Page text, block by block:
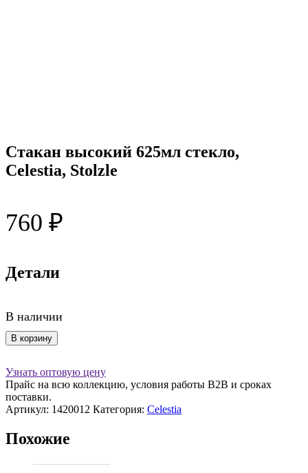
Стакан высокий 625мл стекло,
Celestia, Stolzle
760 ₽
Детали
В наличии
Количество
товара
высокий
625мл
стекло,
Celestia,
В корзину
Узнать оптовую цену
Прайс на всю коллекцию, условия работы В2В и сроках
поставки.
Артикул: 1420012 Категория: Celestia
Похожие